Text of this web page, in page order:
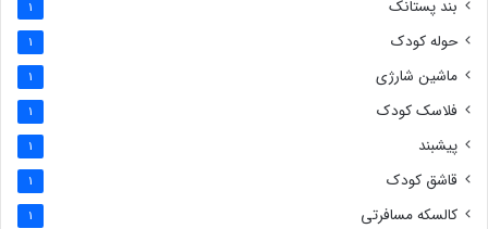
بند پستانک 1
حوله کودک 1
ماشین شارژی 1
فلاسک کودک 1
پیشبند 1
قاشق کودک 1
کالسکه مسافرتی 1